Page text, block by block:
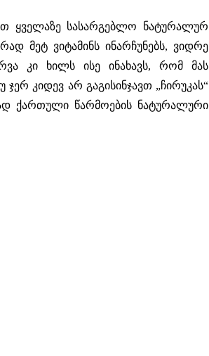
ყველაზე სასარგებლო ნატურალურ
მეტ ვიტამინს ინარჩუნებს, ვიდრე
კი ხილს ისე ინახავს, რომ მას
კიდევ არ გაგისინჯავთ „ჩირუკას“
ქართული წარმოების ნატურალური